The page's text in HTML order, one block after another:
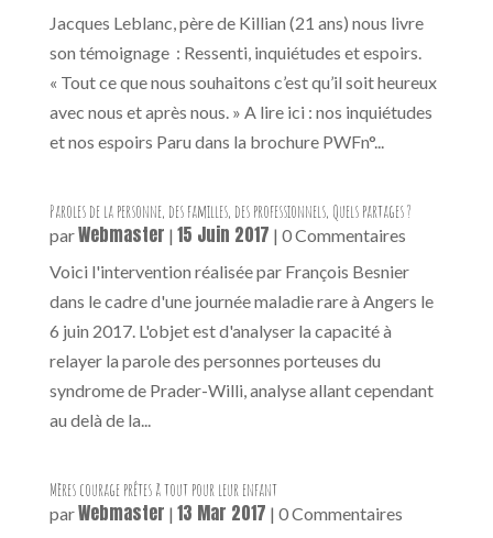
Jacques Leblanc, père de Killian (21 ans) nous livre
son témoignage : Ressenti, inquiétudes et espoirs.
« Tout ce que nous souhaitons c’est qu’il soit heureux
avec nous et après nous. » A lire ici : nos inquiétudes
et nos espoirs Paru dans la brochure PWFn°...
Paroles de la personne, des familles, des professionnels, Quels partages ?
parWebmaster | 15 Juin 2017 | 0 Commentaires
Voici l'intervention réalisée par François Besnier
dans le cadre d'une journée maladie rare à Angers le
6 juin 2017. L'objet est d'analyser la capacité à
relayer la parole des personnes porteuses du
syndrome de Prader-Willi, analyse allant cependant
au delà de la...
Mères courage prêtes à tout pour leur enfant
parWebmaster | 13 Mar 2017 | 0 Commentaires